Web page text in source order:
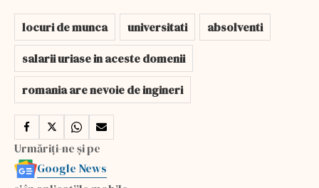
locuri de munca universitati
absolventi
salarii uriase in aceste domenii
romania are nevoie de ingineri
Urmăriți-ne și pe
Google News